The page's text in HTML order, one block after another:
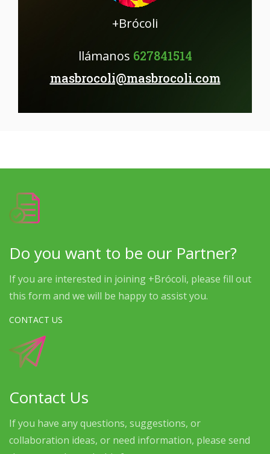
+Brócoli
llámanos 627841514
masbrocoli@masbrocoli.com
Do you want to be our Partner?
If you are interested in joining +Brócoli, please fill out
this form and we will be happy to assist you.
CONTACT US
Contact Us
If you have any questions, suggestions, or
collaboration ideas, or need information, please send